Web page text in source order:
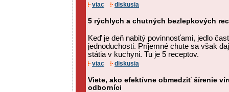
viac diskusia
5 rýchlych a chutných bezlepkových
Keď je deň nabitý povinnosťami, jedlo
jednoduchosti. Príjemné chute sa však
státia v kuchyni. Tu je 5 receptov.
viac diskusia
Viete, ako efektívne obmedziť šírenie
odborníci